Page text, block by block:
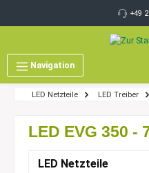
+49
Navigation
LED Netzteile LED Treiber
LED EVG 350 -
LED Netzteile